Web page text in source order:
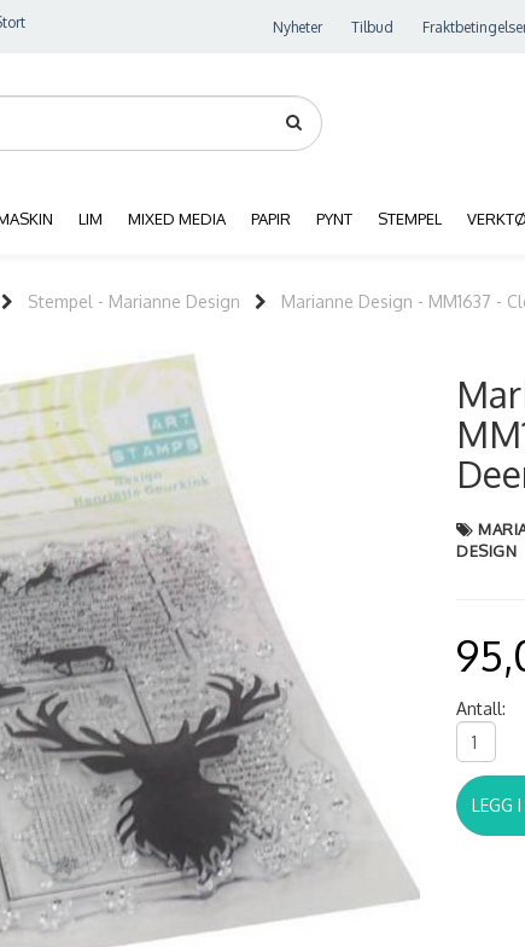
Nyheter Tilbud
LIM MIXED MEDIA PAPIR PYNT STEMPEL
Stempel - Marianne Design Marianne Design - MM1637 -
DESIGN
Antall:
LEGG